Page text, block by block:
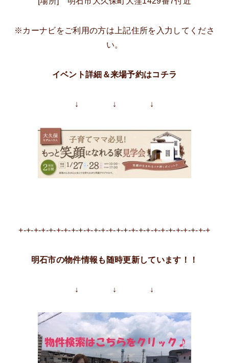
※カーナビをご利用の方は上記住所を入力してくださ
い。
イベント詳細＆来場予約はコチラ
↓ ↓ ↓
+-+-+-+-+-+-+-+-+-+-+-+-+-+-+-+-+-+-+-+-+-+-+-+-+-+
明石市の物件情報も随時更新しています！！
↓ ↓ ↓